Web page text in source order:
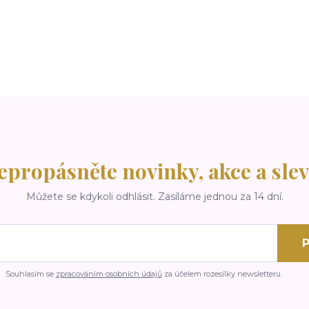
novinky, akce a
Můžete se kdykoli odhlásit. Zasíláme jednou za 14 dní.
Souhlasím se zpracováním osobních údajůza účelem rozesílky newsletteru.